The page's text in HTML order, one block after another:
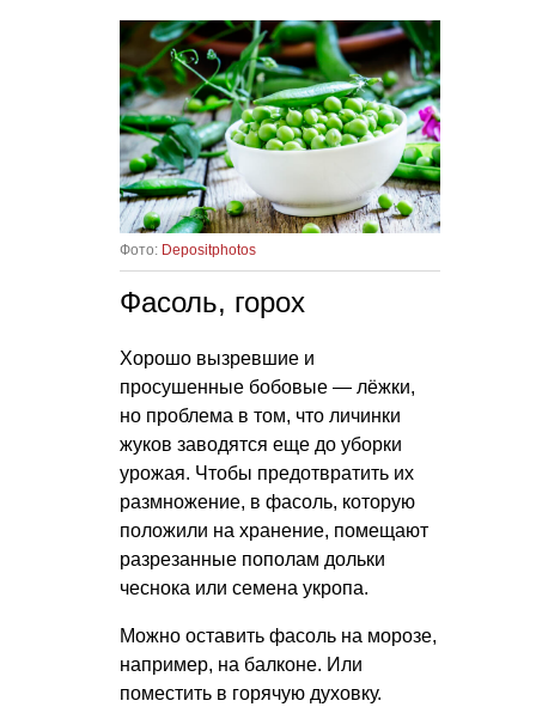
Фото: Depositphotos
Фасоль, горох
Хорошо вызревшие и
просушенные бобовые — лёжки,
но проблема в том, что личинки
жуков заводятся еще до уборки
урожая. Чтобы предотвратить их
размножение, в фасоль, которую
положили на хранение, помещают
разрезанные пополам дольки
чеснока или семена укропа.
Можно оставить фасоль на морозе,
например, на балконе. Или
поместить в горячую духовку.